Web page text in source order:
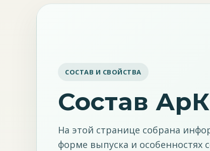
СОСТАВ И СВОЙСТВА
Состав
На этой странице собрана
форме выпуска и